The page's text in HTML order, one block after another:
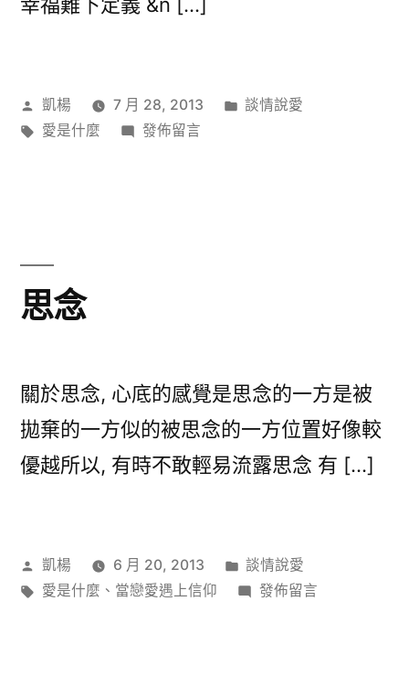
作
者:
凱楊 7 月 28, 2013
分
談情說愛
標
愛是什麼
在
發佈留言
思念
關於思念, 心底的感覺是思念的一方是被
拋棄的一方似的被思念的一方位置好像較
優越所以, 有時不敢輕易流露思念 有 […]
作
者:
凱楊 6 月 20, 2013
分
類:
談情說愛
標
愛是什麼 、 當戀愛遇上信仰
在
發佈留言